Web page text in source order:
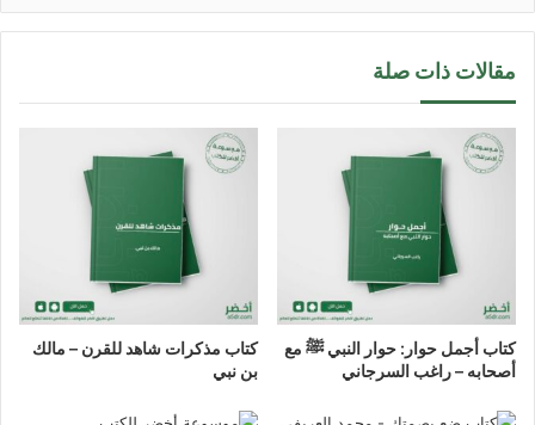
مقالات ذات صلة
كتاب أجمل حوار: حوار النبي ﷺ مع
أصحابه – راغب السرجاني
كتاب مذكرات شاهد للقرن – مالك
بن نبي